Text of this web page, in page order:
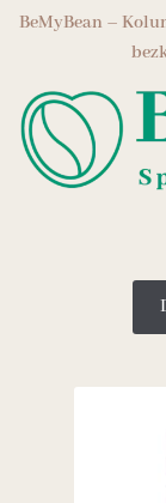
BeMyBean –